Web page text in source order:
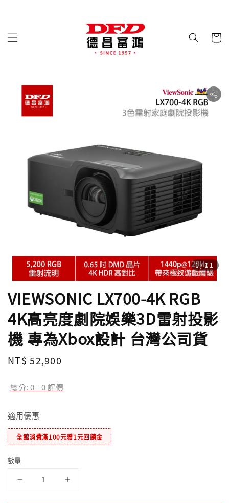
1/11
VIEWSONIC LX700-4K RGB
4K高亮度劇院娛樂3D雷射投影
機 專為Xbox設計 台灣公司貨
Regular
NT$ 52,900
總分:0 -0評價
適用優惠
全館消費滿100元贈1元回饋金
數量